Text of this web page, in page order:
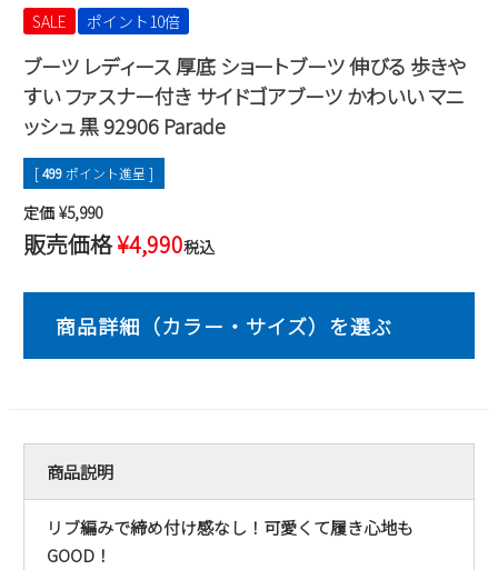
new balance
営業日カレンダー
休業日 お問い合わせ窓口休業日
2026 年8月
日
9
10 11 12 13 14
15
16
17 18 19 20 21
23
24 25 26 27 28
29
日
1
2 3 4
5
6
7 8 9 10 11
13
SALE ポイント10倍
ブーツ レディース 厚底 ショートブーツ 伸びる 歩きや
すい ファスナー付き サイドゴアブーツ かわいい マニ
ッシュ 黒 92906 Parade
[499ポイント進呈 ]
定価 ¥5,990
販売価格¥4,990税込
商品説明
リブ編みで締め付け感なし！可愛くて履き心地も
GOOD！